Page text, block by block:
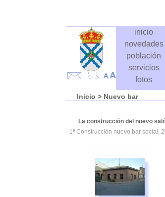
inicio
novedades
población
servicios
fotos
Inicio > Nuevo bar
La construcción del nuevo
1ª Construcción nuevo bar social,